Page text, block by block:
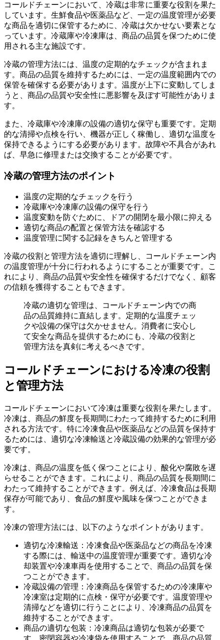
コールドチェーンにおいて、冷蔵は非常に重要な役割を果た
しています。生鮮食品や医薬品など、一定の温度管理が必要
な商品を適切に保管するために、冷蔵は欠かせない要素とな
っています。冷蔵庫や冷凍庫は、商品の品質を保つために使
用される主な施設です。
冷蔵の管理方法には、温度の定期的なチェックが含まれま
す。商品の品質を維持するためには、一定の温度範囲内での
保管を確保する必要があります。温度が上下に変動してしま
うと、商品の品質や安全性に悪影響を及ぼす可能性がありま
す。
また、冷蔵庫や冷凍庫の設備の適切な保守も重要です。定期
的な清掃や点検を行い、機器が正しく稼働し、適切な温度を
保持できるようにする必要があります。故障や不具合があれ
ば、早急に修理または交換することが必要です。
冷蔵の管理方法のポイント
温度の定期的なチェックを行う
冷蔵庫や冷凍庫の設備の保守を行う
温度変動を防ぐために、ドアの開閉を最小限に抑える
適切な商品の配置と保管方法を確認する
温度管理に関する記録をきちんと管理する
冷蔵の役割と管理方法を適切に理解し、コールドチェーン内
の温度管理が十分に行われるようにすることが重要です。こ
れにより、商品の品質や安全性を確保するだけでなく、顧客
の信頼を獲得することもできます。
冷蔵の適切な管理は、コールドチェーン内での商
品の品質維持に直結します。定期的な温度チェッ
クや設備の保守は欠かせません。消費者に安心し
て安全な商品を提供するためにも、冷蔵の役割と
管理方法を真剣に考えるべきです。
コールドチェーンにおける冷凍の役割
と管理方法
コールドチェーンにおいて冷凍は重要な役割を果たします。
冷凍は、商品の鮮度を長期間にわたって維持するために利用
される方法です。特に冷凍食品や医薬品などの品質を保持す
るためには、適切な冷凍輸送と冷蔵設備の効果的な管理が必
要です。
冷凍は、商品の温度を低く保つことにより、酸化や腐敗を遅
らせることができます。これにより、商品の品質を長期間に
わたって維持することができます。例えば、冷凍食品は長期
保存が可能であり、食品の鮮度や風味を保つことができま
す。
冷凍の管理方法には、以下のようなポイントがあります。
適切な冷凍輸送：冷凍食品や医薬品などの商品を冷凍
する際には、輸送中の温度管理が重要です。適切な冷
却装置や冷凍車両を使用することで、商品の品質を保
つことができます。
冷蔵設備の管理：冷凍商品を保管するための冷凍庫や
冷凍室は定期的に点検・保守が必要です。温度管理や
清掃などを適切に行うことにより、冷凍商品の品質を
維持することができます。
商品の適切な包装：冷凍商品は適切な包装が必要で
す。密閉容器や冷凍袋を使用することで、商品の品質